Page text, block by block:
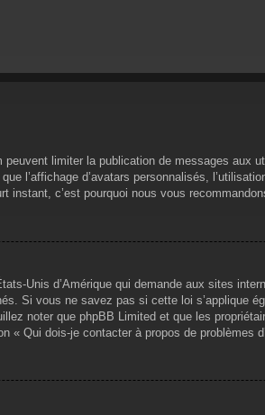
peuvent limiter la publication de messages
l’affichage d’avatars personnalisés,
instant, c’est pourquoi nous vous
Unis d’Amérique qui demande aux sites
Si vous ne savez pas si cette loi s’applique
noter que phpBB Limited et que les
Qui dois-je contacter à propos de problèmes